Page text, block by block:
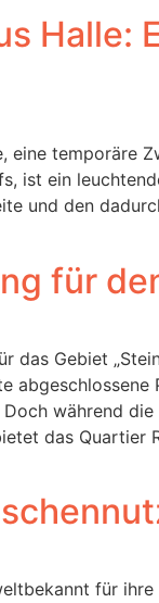
Halle:
eine temporäre
ist ein
und den
für
das Gebiet
abgeschlossene
während
das Quartier
für